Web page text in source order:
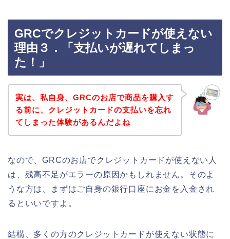
GRCでクレジットカードが使えない
理由３．「支払いが遅れてしまっ
た！」
実は、私自身、GRCのお店で商品を購入す
る前に、クレジットカードの支払いを忘れ
てしまった体験があるんだよね
なので、GRCのお店でクレジットカードが使えない人
は、残高不足がエラーの原因かもしれません。そのよ
うな方は、まずはご自身の銀行口座にお金を入金され
るといいですよ。
結構、多くの方のクレジットカードが使えない状態に